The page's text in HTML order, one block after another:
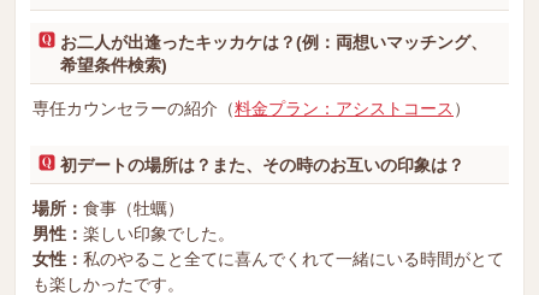
お二人が出逢ったキッカケは？(例：両想いマッチング、
希望条件検索)
専任カウンセラーの紹介（料金プラン：アシストコース ）
初デートの場所は？また、その時のお互いの印象は？
場所： 食事（牡蠣）
男性： 楽しい印象でした。
女性： 私のやること全てに喜んでくれて一緒にいる時間がとて
も楽しかったです。